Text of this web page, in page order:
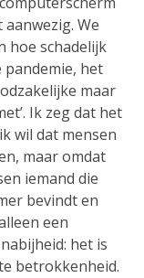
We
hoe schadelijk
pandemie, het
maar
Ik zeg dat het
wil dat mensen
maar omdat
iemand die
bevindt en
een
het is
betrokkenheid.